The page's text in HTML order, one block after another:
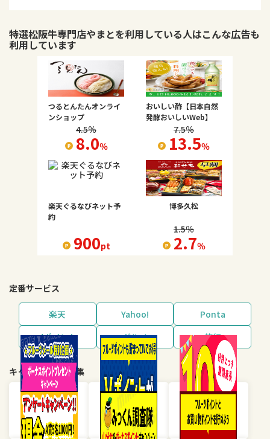
特選松阪牛専門店やまとを利用している人はこんな広告も
利用しています
つるとんたんオンライ
ンショップ
4.5％
8.0％
おいしい酢【日本自然
発酵おいしいWeb】
7.5％
13.5％
楽天ぐるなびネット予
約
900pt
博多久松
1.5％
2.7％
定番サービス
楽天 Yahoo!
Ponta
dポイント
グルメ 旅行
キャンペーン・特集